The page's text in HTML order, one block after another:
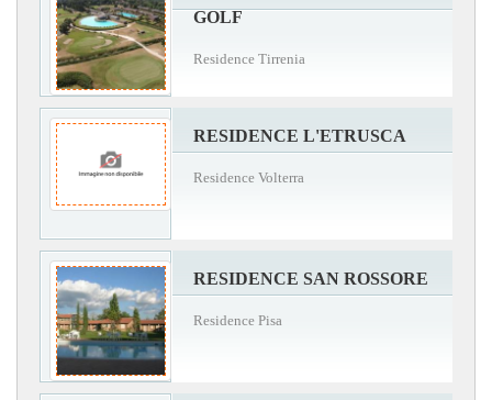
GOLF
Residence Tirrenia
RESIDENCE L'ETRUSCA
Residence Volterra
RESIDENCE SAN ROSSORE
Residence Pisa